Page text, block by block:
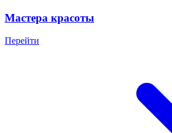
Мастера красоты
Перейти